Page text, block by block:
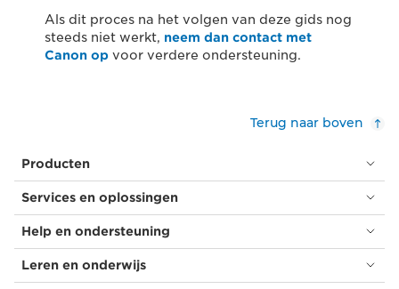
Als dit proces na het volgen van deze gids nog
steeds niet werkt, neem dan contact met
Canon op voor verdere ondersteuning.
Terug naar boven
Producten
Services en oplossingen
Help en ondersteuning
Leren en onderwijs